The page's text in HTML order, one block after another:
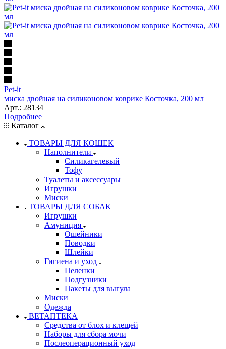
Pet-it
миска двойная на силиконовом коврике Косточка, 200 мл
Арт.: 28134
Подробнее
Каталог
ТОВАРЫ ДЛЯ КОШЕК
Наполнители
Силикагелевый
Тофу
Туалеты и аксессуары
Игрушки
Миски
ТОВАРЫ ДЛЯ СОБАК
Игрушки
Амуниция
Ошейники
Поводки
Шлейки
Гигиена и уход
Пеленки
Подгузники
Пакеты для выгула
Миски
Одежда
ВЕТАПТЕКА
Средства от блох и клещей
Наборы для сбора мочи
Послеоперационный уход